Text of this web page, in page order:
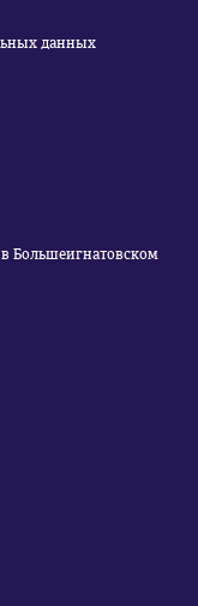
данных
Большеигнатовском